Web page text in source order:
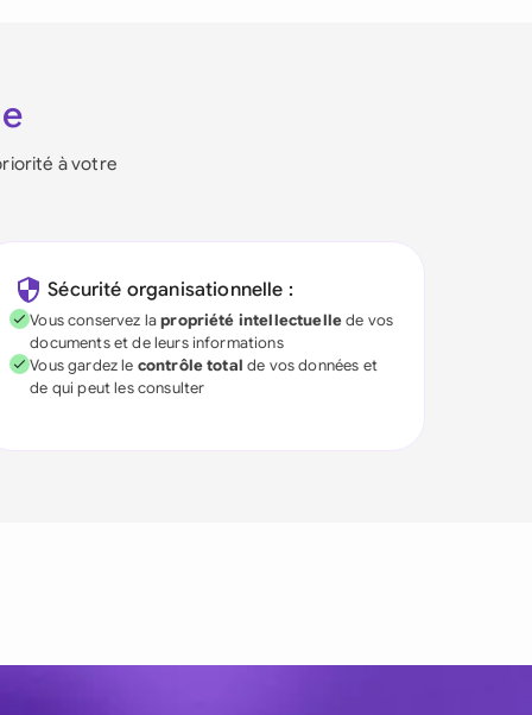
à votre
Sécurité organisationnelle :
Vous conservez lapropriété intellectuellede vos
documents et de leurs informations
Vous gardez le contrôle total de vos données et
de qui peut les consulter